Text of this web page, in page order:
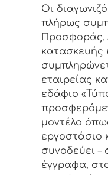
Οι
πλήρως
Προσφοράς.
κατασκευής
εταιρείας
εδάφιο
μοντέλο
εργοστάσιο
συνοδεύει –
έγγραφα,